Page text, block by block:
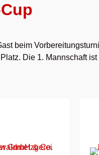
beim
Die 1. Mannschaft